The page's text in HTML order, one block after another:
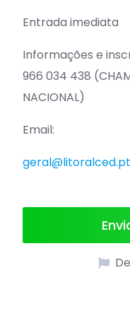
Entrada imediata
Informações e
966 034 438
NACIONAL)
Email:
geral@litoralced.pt